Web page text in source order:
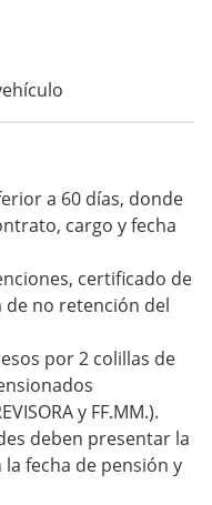
a 60 días, donde
cargo y fecha
certificado de
no retención del
por 2 colillas de
y FF.MM.).
deben presentar la
fecha de pensión y